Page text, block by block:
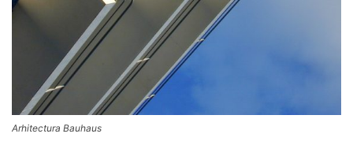
Arhitectura Bauhaus